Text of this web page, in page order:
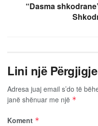
“Dasma
Lini një Përgjigje
Adresa juaj email s’do të
janë shënuar me një *
Koment *